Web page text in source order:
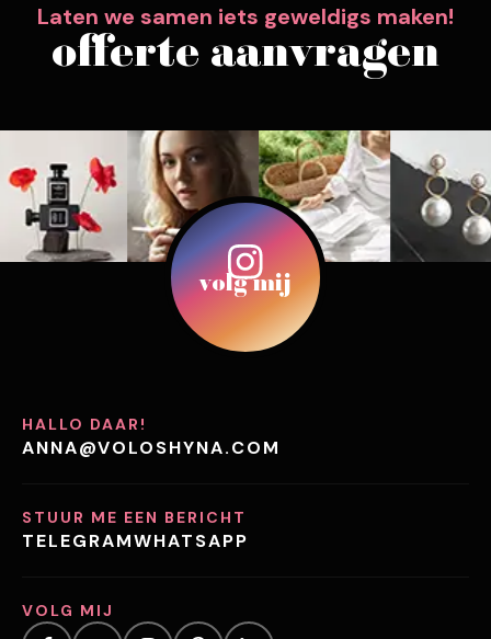
Laten we samen iets geweldigs maken!
offerte aanvragen
volg mij
HALLO DAAR!
ANNA@VOLOSHYNA.COM
STUUR ME EEN BERICHT
TELEGRAMWHATSAPP
VOLG MIJ